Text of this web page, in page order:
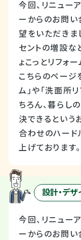
今回、リニュー
ーからのお問い
望をいただきま
セントの増設な
ょこっとリフォ
こちらのページ
ム」や「洗面所
ちろん、暮らし
決できるという
合わせのハー
上げております。
設計・デザ
今回、リニュー
ーからのお問い